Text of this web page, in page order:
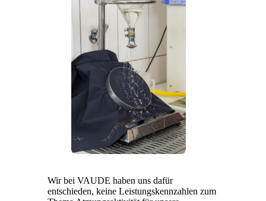
Wir bei VAUDE haben uns dafür
entschieden, keine Leistungskennzahlen zum